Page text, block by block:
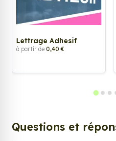
Lettrage Adhesif
à partir de 0,40 €
Questions et